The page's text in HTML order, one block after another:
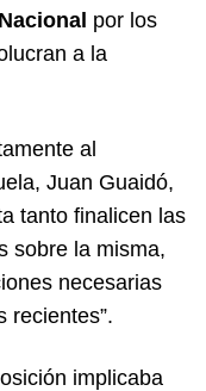
por los
a la
al
Juan Guaidó,
tanto finalicen las
sobre la misma,
necesarias
recientes”.
implicaba